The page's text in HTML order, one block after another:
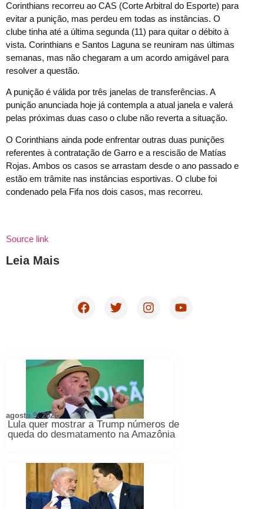
Corinthians recorreu ao CAS (Corte Arbitral do Esporte) para
evitar a punição, mas perdeu em todas as instâncias. O
clube tinha até a última segunda (11) para quitar o débito à
vista. Corinthians e Santos Laguna se reuniram nas últimas
semanas, mas não chegaram a um acordo amigável para
resolver a questão.
A punição é válida por três janelas de transferências. A
punição anunciada hoje já contempla a atual janela e valerá
pelas próximas duas caso o clube não reverta a situação.
O Corinthians ainda pode enfrentar outras duas punições
referentes à contratação de Garro e a rescisão de Matías
Rojas. Ambos os casos se arrastam desde o ano passado e
estão em trâmite nas instâncias esportivas. O clube foi
condenado pela Fifa nos dois casos, mas recorreu.
Source link
Leia Mais
Lula quer mostrar a Trump números de
queda do desmatamento na Amazônia
agosto 9, 2026